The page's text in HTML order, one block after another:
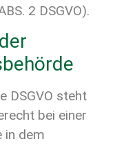
2 DSGVO).
DSGVO steht
bei einer
in dem